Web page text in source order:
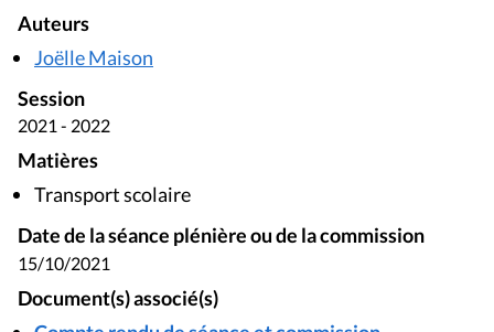
Auteurs
Joëlle Maison
Session
2021 - 2022
Matières
Transport scolaire
Date de la séance plénière ou de la commission
15/10/2021
Document(s) associé(s)